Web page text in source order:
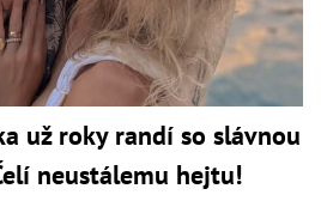
už roky randí so slávnou
neustálemu hejtu!